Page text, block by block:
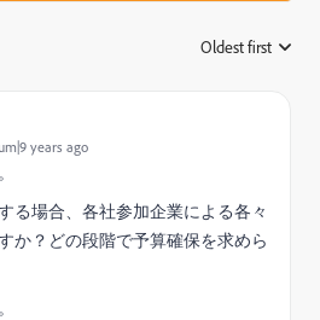
Oldest first
years ago
る場合、各社参加企業による各々
か？どの段階で予算確保を求めら